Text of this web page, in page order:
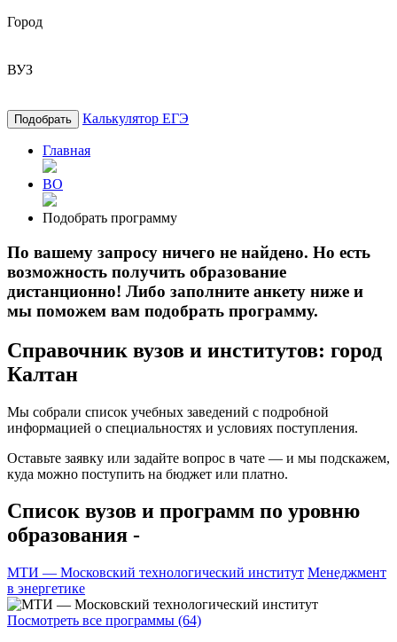
Город
ВУЗ
Подобрать Калькулятор ЕГЭ
Главная
ВО
Подобрать программу
По вашему запросу ничего не найдено. Но есть
возможность получить образование
дистанционно! Либо заполните анкету ниже и
мы поможем вам подобрать программу.
Справочник вузов и институтов: город
Калтан
Мы собрали список учебных заведений с подробной
информацией о специальностях и условиях поступления.
Оставьте заявку или задайте вопрос в чате — и мы подскажем,
куда можно поступить на бюджет или платно.
Список вузов и программ по уровню
образования -
МТИ — Московский технологический институт Менеджмент
в энергетике
Посмотреть все программы (64)